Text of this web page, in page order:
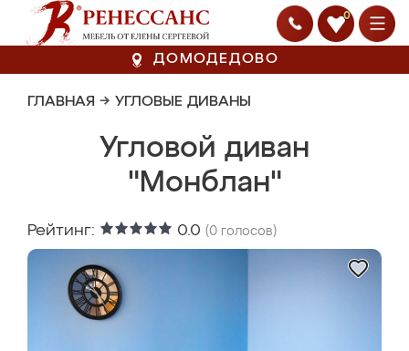
0
ДОМОДЕДОВО
ГЛАВНАЯ → УГЛОВЫЕ ДИВАНЫ
Угловой диван
"Монблан"
Рейтинг: 0.0 (0 голосов)